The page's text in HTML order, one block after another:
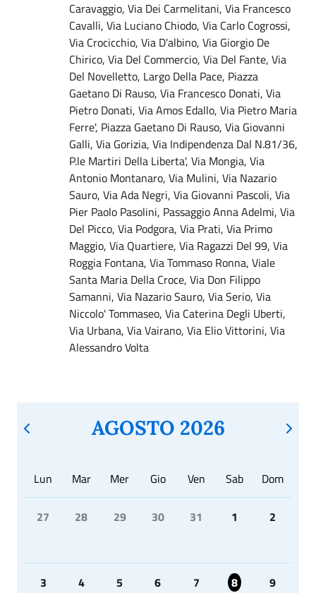
Caravaggio, Via Dei Carmelitani, Via Francesco
Cavalli, Via Luciano Chiodo, Via Carlo Cogrossi,
Via Crocicchio, Via D'albino, Via Giorgio De
Chirico, Via Del Commercio, Via Del Fante, Via
Del Novelletto, Largo Della Pace, Piazza
Gaetano Di Rauso, Via Francesco Donati, Via
Pietro Donati, Via Amos Edallo, Via Pietro Maria
Ferre', Piazza Gaetano Di Rauso, Via Giovanni
Galli, Via Gorizia, Via Indipendenza Dal N.81/36,
P.le Martiri Della Liberta', Via Mongia, Via
Antonio Montanaro, Via Mulini, Via Nazario
Sauro, Via Ada Negri, Via Giovanni Pascoli, Via
Pier Paolo Pasolini, Passaggio Anna Adelmi, Via
Del Picco, Via Podgora, Via Prati, Via Primo
Maggio, Via Quartiere, Via Ragazzi Del 99, Via
Roggia Fontana, Via Tommaso Ronna, Viale
Santa Maria Della Croce, Via Don Filippo
Samanni, Via Nazario Sauro, Via Serio, Via
Niccolo' Tommaseo, Via Caterina Degli Uberti,
Via Urbana, Via Vairano, Via Elio Vittorini, Via
Alessandro Volta
AGOSTO 2026
Lun Mar Mer Gio Ven Sab Dom
27 28 29 30 31 1 2
3 4 5 6 7 8 9